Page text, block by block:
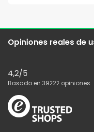
Opiniones reales de
4,2/5
Basado en 39222 opiniones